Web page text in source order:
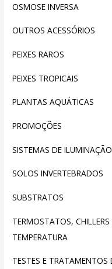
OSMOSE INVERSA
OUTROS ACESSÓRIOS
PEIXES RAROS
PEIXES TROPICAIS
PLANTAS AQUÁTICAS
PROMOÇÕES
SISTEMAS DE ILUMINAÇÃO
SOLOS INVERTEBRADOS
SUBSTRATOS
TERMOSTATOS,
TEMPERATURA
TESTES E TRATAMENTOS